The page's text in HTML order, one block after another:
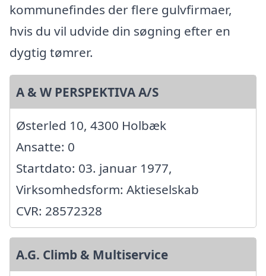
kommunefindes der flere gulvfirmaer,
hvis du vil udvide din søgning efter en
dygtig tømrer.
A & W PERSPEKTIVA A/S
Østerled 10, 4300 Holbæk
Ansatte: 0
Startdato: 03. januar 1977,
Virksomhedsform: Aktieselskab
CVR: 28572328
A.G. Climb & Multiservice